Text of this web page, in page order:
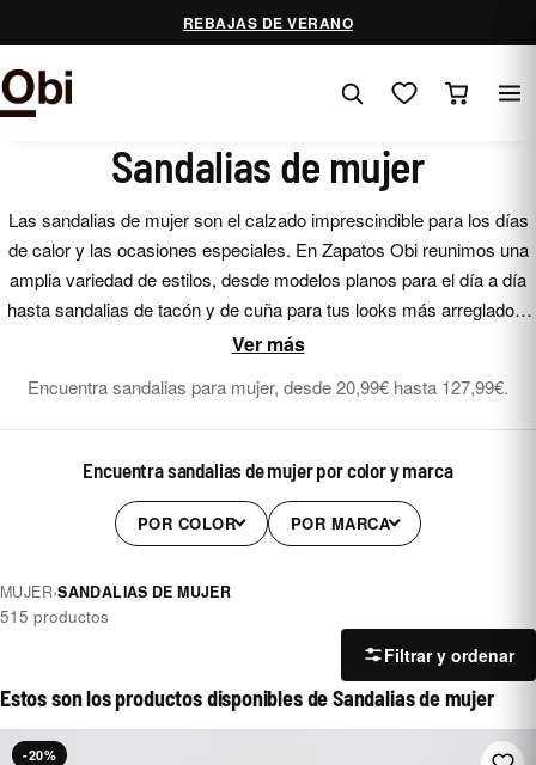
al
contenido
REBAJAS DE VERANO
Sandalias de mujer
Las sandalias de mujer son el calzado imprescindible para los días
de calor y las ocasiones especiales. En Zapatos Obi reunimos una
amplia variedad de estilos, desde modelos planos para el día a día
hasta sandalias de tacón y de cuña para tus looks más arreglados.
Encuentra el diseño, el color y la altura que mejor encajan con tu
Ver más
Encuentra sandalias para mujer, desde 20,99€ hasta 127,99€.
Encuentra sandalias de mujer por color y marca
POR COLOR POR MARCA
MUJER›SANDALIAS DE MUJER
515 productos
Filtrar y ordenar
Estos son los productos disponibles de Sandalias de mujer
-20%